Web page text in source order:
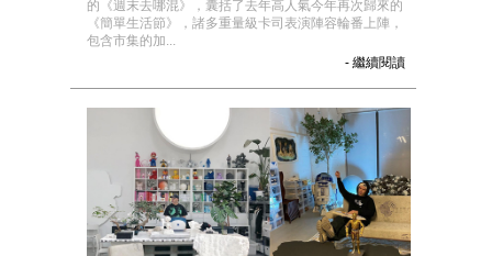
的《週末去哪混》，囊括了去年高人氣今年再次歸來的
《簡單生活節》，諸多重量級卡司表演陣容輪番上陣，
包含市集的加...
- 繼續閱讀